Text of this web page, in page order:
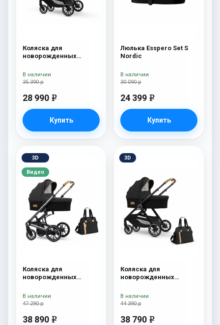
Коляска для
новорожденных
35 390 р
28 990 e
Купить
В наличии
Люлька Esspero Set S
Nordic
30 090 р
24 399 e
Купить
В наличии
3D
Видео
Коляска для
новорожденных
Onyx
47 290 р
38 890 e
В наличии
3D
Коляска для
новорожденных
сумка Onyx
44 390 р
38 790 e
В наличии